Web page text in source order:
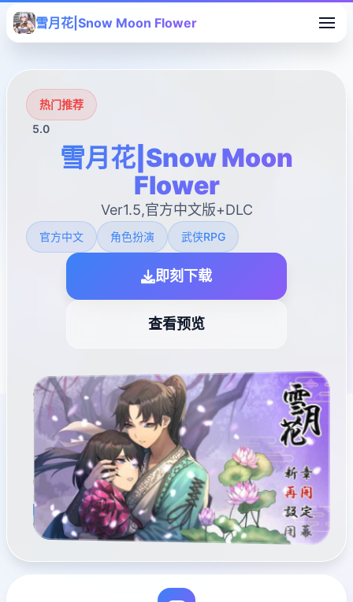
雪月花|Snow Moon Flower
热门推荐
5.0
雪月花|Snow Moon
Flower
Ver1.5,官方中文版+DLC
官方中文 角色扮演 武侠RPG
即刻下载
查看预览